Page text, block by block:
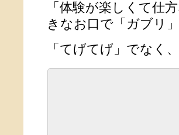
「体験が楽しくて仕
きなお口で「ガブリ
「てげてげ」でなく